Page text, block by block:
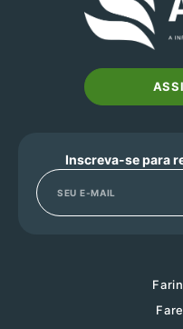
Inscreva-se para